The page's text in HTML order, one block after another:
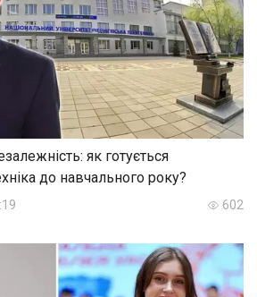
як готується
до навчального року?
602